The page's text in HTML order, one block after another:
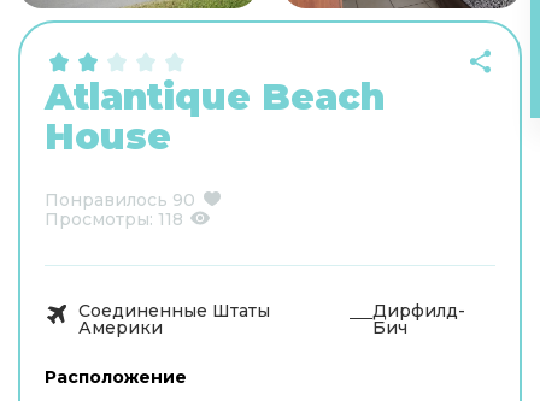
Atlantique Beach
House
Понравилось 90
Просмотры: 118
Соединенные Штаты
Америки
Дирфилд-
Бич
Расположение